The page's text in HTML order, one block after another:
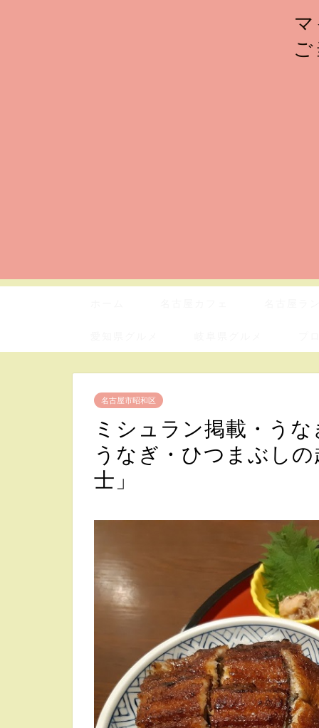
名古屋市昭和区
ミシュラン掲載・う
うなぎ・ひつまぶし
士」